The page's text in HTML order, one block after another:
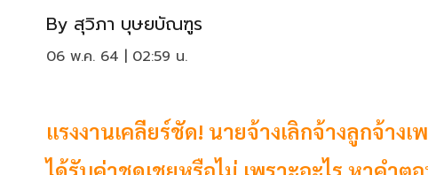
By สุวิภา บุษยบัณฑูร
06 พ.ค. 64 | 02:59 น.
แรงงานเคลียร์ชัด! นายจ้างเลิกจ้างลูกจ้าง